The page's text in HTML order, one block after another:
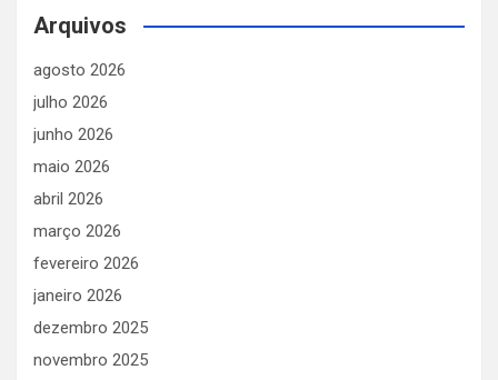
Arquivos
agosto 2026
julho 2026
junho 2026
maio 2026
abril 2026
março 2026
fevereiro 2026
janeiro 2026
dezembro 2025
novembro 2025